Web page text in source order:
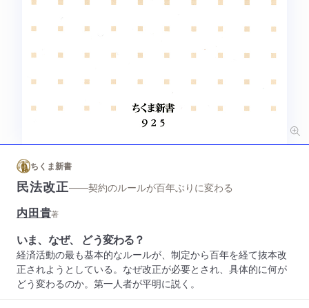
ちくま新書
民法改正——契約のルールが百年ぶりに変わる
内田貴著
いま、なぜ、 どう変わる？
経済活動の最も基本的なルールが、制定から百年を経て抜本改
正されようとしている。なぜ改正が必要とされ、具体的に何が
どう変わるのか。第一人者が平明に説く。